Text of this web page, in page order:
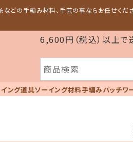
どの手編み材料、手芸の事ならお任せくだ
6,600円（税込）以上
ング道具ソーイング材料手編みパッチワ